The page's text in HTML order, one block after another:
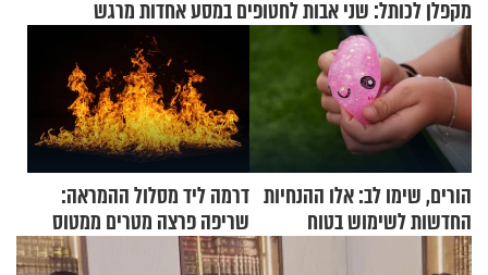
מקפלן לכותל: שני אבות לחטופים במסע אחדות מרגש
הורים, שימו לב: אלו ההנחיות
החדשות לשימוש בטוח
בסקווישי לאחר מקרי אשפוז
דרמה ליד מסלול ההמראה:
שריפה פרצה מטרים ממטוס
מלא בנוסעים